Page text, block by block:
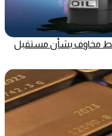
مخاوف بشأن مستقبل